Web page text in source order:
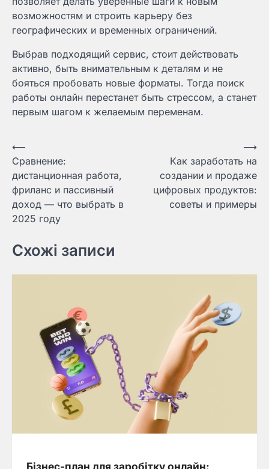
возможностям и строить карьеру без
географических и временных ограничений.
Выбрав подходящий сервис, стоит действовать
активно, быть внимательным к деталям и не
бояться пробовать новые форматы. Тогда поиск
работы онлайн перестанет быть стрессом, а станет
первым шагом к желаемым переменам.
Навигация
по
записям
⟵
Сравнение:
дистанционная работа,
фриланс и пассивный
доход — что выбрать в
2025 году
Как заработать на
создании и продаже
цифровых продуктов:
советы и примеры
⟶
Схожі записи